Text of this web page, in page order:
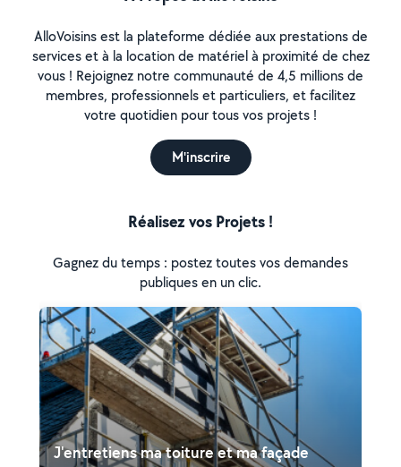
AlloVoisins est la plateforme dédiée aux prestations de
services et à la location de matériel à proximité de chez
vous ! Rejoignez notre communauté de 4,5 millions de
membres, professionnels et particuliers, et facilitez
votre quotidien pour tous vos projets !
M'inscrire
Réalisez vos Projets !
Gagnez du temps : postez toutes vos demandes
publiques en un clic.
J'entretiens ma toiture et ma façade